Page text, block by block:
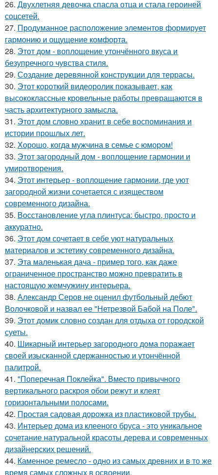
26. Двухлетняя девочка спасла отца и стала героиней
соцсетей.
27. Продуманное расположение элементов формирует
гармонию и ощущение комфорта.
28. Этот дом - воплощение утончённого вкуса и
безупречного чувства стиля.
29. Создание деревянной конструкции для террасы.
30. Этот короткий видеоролик показывает, как
высококлассные кровельные работы превращаются в
часть архитектурного замысла.
31. Этот дом словно хранит в себе воспоминания и
истории прошлых лет.
32. Хорошо, когда мужчина в семье с юмором!
33. Этот загородный дом - воплощение гармонии и
умиротворения.
34. Этот интерьер - воплощение гармонии, где уют
загородной жизни сочетается с изяществом
современного дизайна.
35. Восстановление угла плинтуса: быстро, просто и
аккуратно.
36. Этот дом сочетает в себе уют натуральных
материалов и эстетику современного дизайна.
37. Эта маленькая дача - пример того, как даже
ограниченное пространство можно превратить в
настоящую жемчужину интерьера.
38. Александр Серов не оценил футбольный дебют
Волочковой и назвал ее "Нетрезвой Бабой на Поле".
39. Этот домик словно создан для отдыха от городской
суеты.
40. Шикарный интерьер загородного дома поражает
своей изысканной сдержанностью и утончённой
палитрой.
41. "Поперечная Поклейка". Вместо привычного
вертикального раскроя обои режут и клеят
горизонтальными полосами.
42. Простая садовая дорожка из пластиковой трубы.
43. Интерьер дома из клееного бруса - это уникальное
сочетание натуральной красоты дерева и современных
дизайнерских решений.
44. Каменное ремесло - одно из самых древних и в то же
время самых сложных в освоении.